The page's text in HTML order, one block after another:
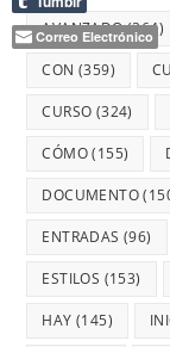
AVANZADO(364)
CON (359)
CURSO (324)
CÓMO(155)
DOCUMENTO
ENTRADAS (96)
ESTILOS (153)
HAY (145)
Correo Electrónico